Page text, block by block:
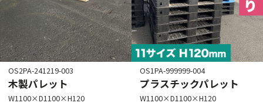
OS2PA-241219-003
木製パレット
W1100×D1100×H120
OS1PA-999999-004
プラスチックパレット
W1100×D1100×H120